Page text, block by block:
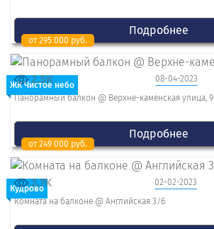
Подробнее
ЖК Чистое небо
от 295 000 руб.
08-04-2023
2.5K
Панорамный балкон @ Верхне-каменская улица, 9
Подробнее
Кудрово
от 249 000 руб.
02-02-2023
2.7K
Комната на балконе @ Английская 3/6